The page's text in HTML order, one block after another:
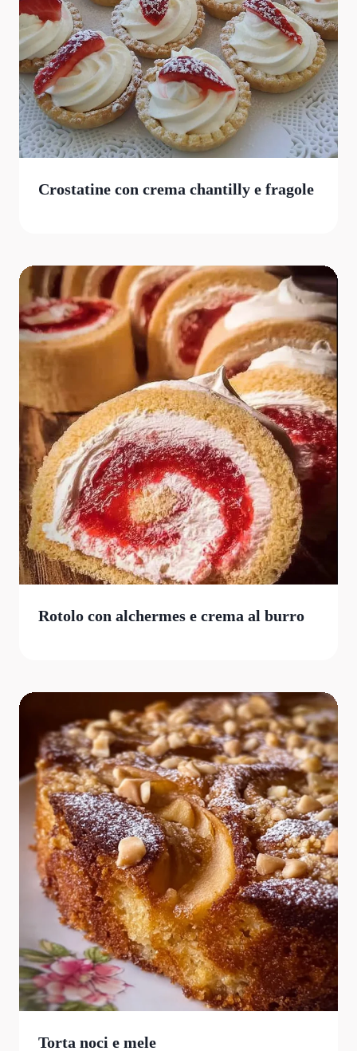
Crostatine con crema chantilly e fragole
Rotolo con alchermes e crema al burro
Torta noci e mele